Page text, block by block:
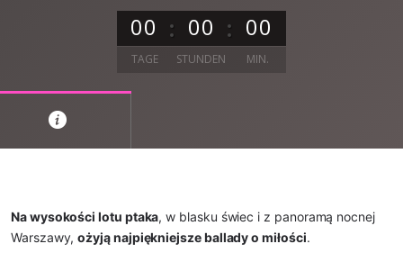
00 00 00
TAGE STUNDEN MIN.
Na wysokości lotu ptaka, w blasku świec i z panoramą nocnej
Warszawy,ożyją najpiękniejsze ballady o miłości.